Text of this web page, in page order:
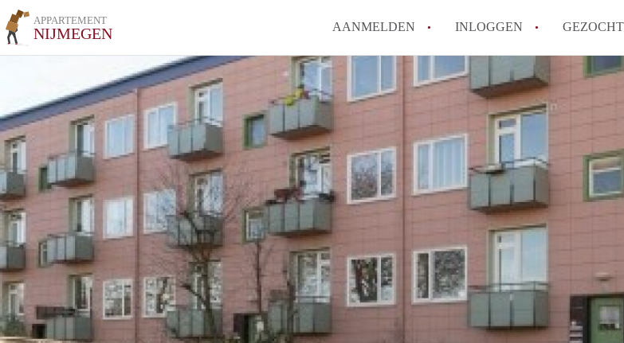
APPARTEMENT
NIJMEGEN AANMELDEN INLOGGEN GEZOCHT
Wat is
Hoeveel kost het om
Wat is de
Berekent
Is
Appartement /